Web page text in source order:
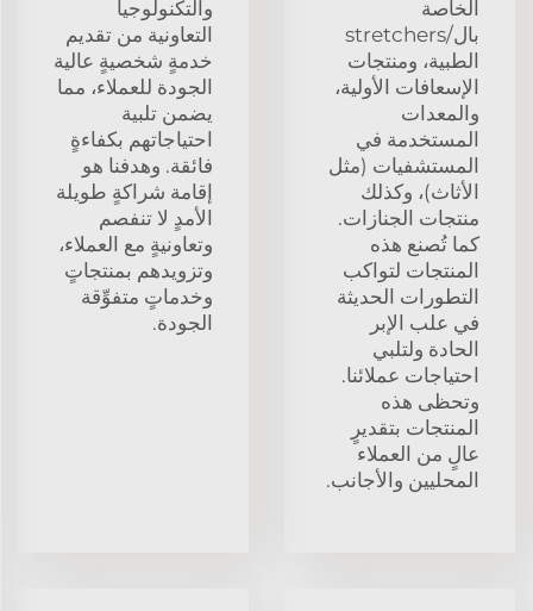
الخاصة
بال/stretchers
الطبية، ومنتجات
الإسعافات الأولية،
والمعدات
المستخدمة في
المستشفيات (مثل
الأثاث)، وكذلك
منتجات الجنازات.
كما تُصنع هذه
المنتجات لتواكب
التطورات الحديثة
في علب الإبر
الحادة ولتلبي
احتياجات عملائنا.
وتحظى هذه
المنتجات بتقديرٍ
عالٍ من العملاء
المحليين والأجانب.
والتكنولوجيا
التعاونية من تقديم
خدمةٍ شخصيةٍ عالية
الجودة للعملاء، مما
يضمن تلبية
احتياجاتهم بكفاءةٍ
فائقة. وهدفنا هو
إقامة شراكةٍ طويلة
الأمدٍ لا تنفصم
وتعاونيةٍ مع العملاء،
وتزويدهم بمنتجاتٍ
وخدماتٍ متفوِّقة
الجودة.